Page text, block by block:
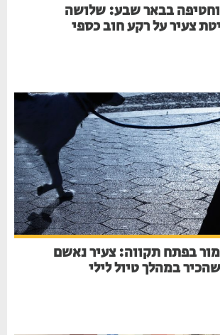
בבאר שבע: שלושה
על רקע חוב כספי
בפתח תקווה: צעיר נאשם
במהלך טיול לילי